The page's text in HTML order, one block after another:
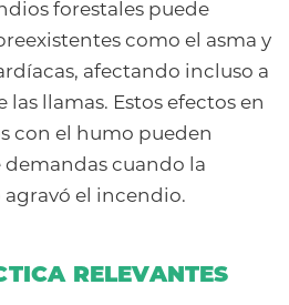
forestales puede
como el asma y
afectando incluso a
las llamas. Estos efectos en
con el humo pueden
cuando la
el incendio.
RELEVANTES